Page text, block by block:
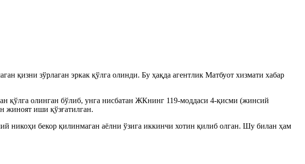
қизни зўрлаган эркак қўлга олинди. Бу ҳақда агентлик Матбуот хизмати хабар
қўлга олинган бўлиб, унга нисбатан ЖКнинг 119-моддаси 4-қисми (жинсий
жиноят иши қўзғатилган.
никоҳи бекор қилинмаган аёлни ўзига иккинчи хотин қилиб олган. Шу билан ҳам